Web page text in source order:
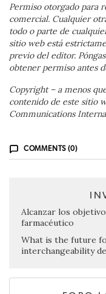
Permiso otorgado para
comercial. Cualquier
todo o parte de
sitio web está
previo del editor.
obtener permiso antes
Copyright – a menos
contenido de este sitio
Communications
COMMENTS (0)
Alcanzar los
farmacéutico
What is the future
interchangeability